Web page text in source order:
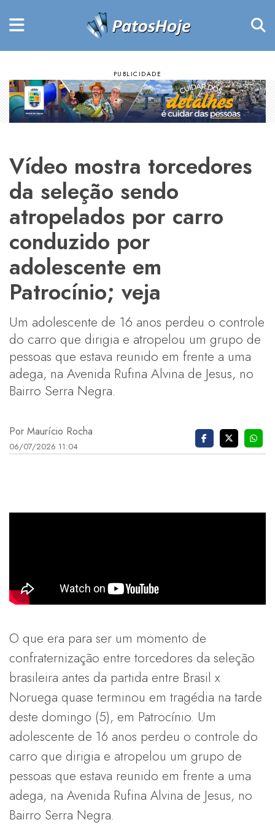
Vídeo mostra torcedores
da seleção sendo
atropelados por carro
conduzido por
adolescente em
Patrocínio; veja
Um adolescente de 16 anos perdeu o controle
do carro que dirigia e atropelou um grupo de
pessoas que estava reunido em frente a uma
adega, na Avenida Rufina Alvina de Jesus, no
Bairro Serra Negra.
Por Maurício Rocha
06/07/2026 11:04
O que era para ser um momento de
confraternização entre torcedores da seleção
brasileira antes da partida entre Brasil x
Noruega quase terminou em tragédia na tarde
deste domingo (5), em Patrocínio. Um
adolescente de 16 anos perdeu o controle do
carro que dirigia e atropelou um grupo de
pessoas que estava reunido em frente a uma
adega, na Avenida Rufina Alvina de Jesus, no
Bairro Serra Negra.